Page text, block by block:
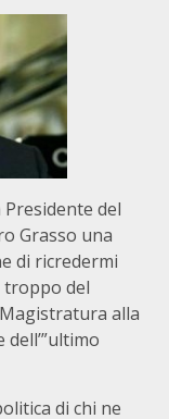
del
Grasso una
di ricredermi
troppo del
alla
dell’”ultimo
di chi ne